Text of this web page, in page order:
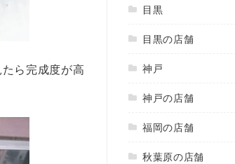
ら完成度が高
目黒
目黒の店舗
神戸
神戸の店舗
福岡の店舗
秋葉原の店舗